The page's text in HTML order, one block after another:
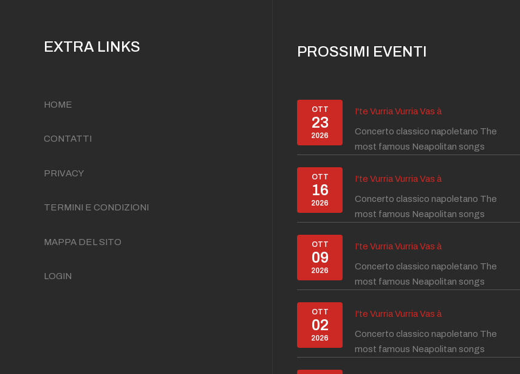
EXTRA LINKS
HOME
CONTATTI
PRIVACY
TERMINI E CONDIZIONI
MAPPA DEL SITO
LOGIN
PROSSIMI EVENTI
OTT
23
2026
I'te Vurria Vurria Vas à
Concerto classico napoletano The
most famous Neapolitan songs
OTT
16
2026
I'te Vurria Vurria Vas à
Concerto classico napoletano The
most famous Neapolitan songs
OTT
09
2026
I'te Vurria Vurria Vas à
Concerto classico napoletano The
most famous Neapolitan songs
OTT
02
2026
I'te Vurria Vurria Vas à
Concerto classico napoletano The
most famous Neapolitan songs